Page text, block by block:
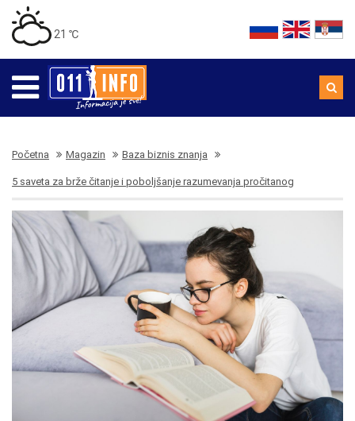
21 ℃
Početna Magazin Baza biznis znanja
5 saveta za brže čitanje i poboljšanje razumevanja pročitanog